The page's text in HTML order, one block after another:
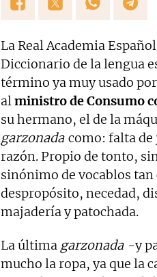
La Real Academia
Diccionario de la lengua
término ya muy usado
alministro de Consumo
su hermano, el de la
garzonada como: falta
razón. Propio de tonto,
sinónimo de vocablos
despropósito, necedad,
majadería y patochada.
La última garzonada -y
mucho la ropa, ya que la